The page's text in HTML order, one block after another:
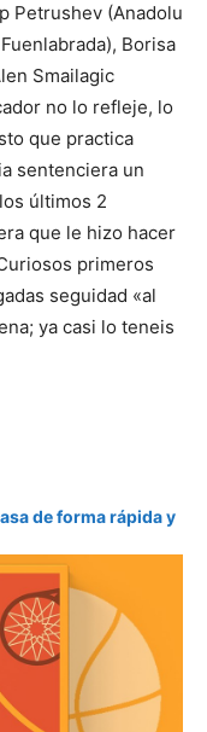
Petrushev (Anadolu
Borisa
Smailagic
no lo refleje, lo
que practica
sentenciera un
últimos 2
que le hizo hacer
primeros
seguidad «al
ya casi lo teneis
de forma rápida y